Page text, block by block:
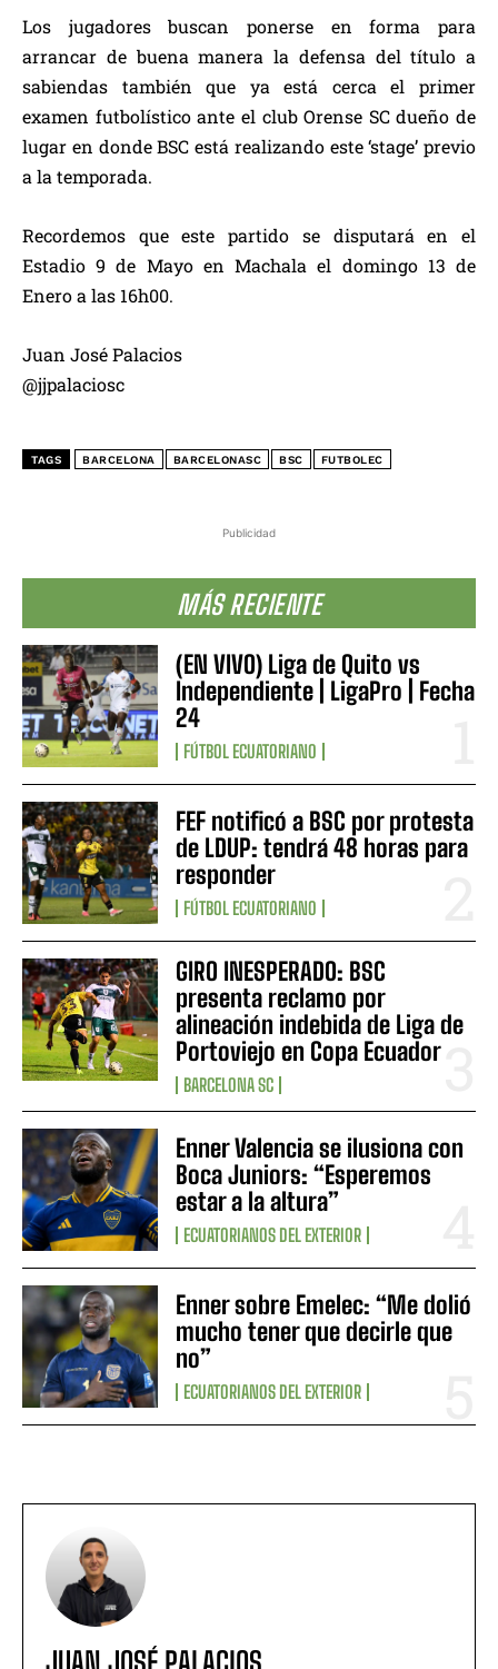
Publicidad
MÁS RECIENTE
(EN VIVO) Liga de Quito vs
Independiente | LigaPro | Fecha
24
FÚTBOL ECUATORIANO
FEF notificó a BSC por protesta
de LDUP: tendrá 48 horas para
responder
FÚTBOL ECUATORIANO
GIRO INESPERADO: BSC
presenta reclamo por
alineación indebida de Liga de
Portoviejo en Copa Ecuador
BARCELONA SC
Enner Valencia se ilusiona con
Boca Juniors: “Esperemos
estar a la altura”
ECUATORIANOS DEL EXTERIOR
Enner sobre Emelec: “Me dolió
mucho tener que decirle que
no”
ECUATORIANOS DEL EXTERIOR
Los jugadores buscan ponerse en forma para
arrancar de buena manera la defensa del título a
sabiendas también que ya está cerca el primer
examen futbolístico ante el club Orense SC dueño de
lugar en donde BSC está realizando este ‘stage’ previo
a la temporada.
Recordemos que este partido se disputará en el
Estadio 9 de Mayo en Machala el domingo 13 de
Enero a las 16h00.
Juan José Palacios
@jjpalaciosc
TAGS BARCELONA BARCELONASC BSC FUTBOLEC